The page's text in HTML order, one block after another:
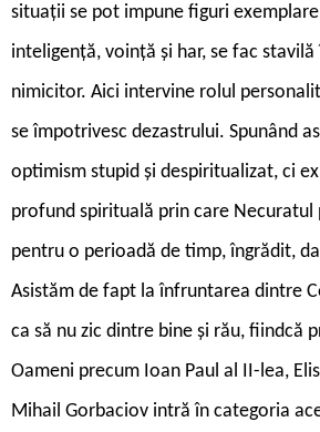
situații se pot impune figuri
inteligență, voință și har, se fac
nimicitor. Aici intervine rolul
se împotrivesc dezastrului. Spunând
optimism stupid și despiritualizat, ci
profund spirituală prin care
pentru o perioadă de timp, îngrădit,
Asistăm de fapt la înfruntarea dintre
ca să nu zic dintre bine și rău, fiindcă
Oameni precum Ioan Paul al II-lea,
Mihail Gorbaciov intră în categoria